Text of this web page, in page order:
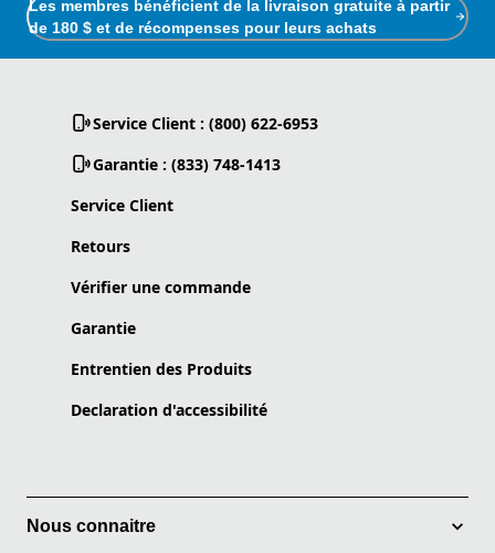
Les membres bénéficient de la livraison gratuite à partir
de 180 $ et de récompenses pour leurs achats
Service Client : (800) 622-6953
Garantie : (833) 748-1413
Service Client
Retours
Vérifier une commande
Garantie
Entrentien des Produits
Declaration d'accessibilité
Nous connaitre